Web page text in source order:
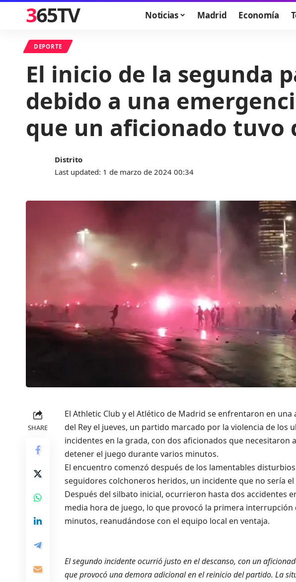
365TV Noticias Madrid Economía
DEPORTE
El inicio de la segunda
debido a una
que un aficionado tuvo
Last updated: 1 de marzo de 2024 00:34
Distrito
SHARE
El Athletic Club y el Atlético de Madrid se enfrentaron en una
del Rey el jueves, un partido marcado por la violencia de los
incidentes en la grada, con dos aficionados que necesitaron
detener el juego durante varios minutos.
El encuentro comenzó después de los lamentables
seguidores colchoneros heridos, un incidente que no sería
Después del silbato inicial, ocurrieron hasta dos accidentes
media hora de juego, lo que provocó la primera
minutos, reanudándose con el equipo local en ventaja.
El segundo incidente ocurrió justo en el descanso, con un
que provocó una demora adicional en el reinicio del partido. La